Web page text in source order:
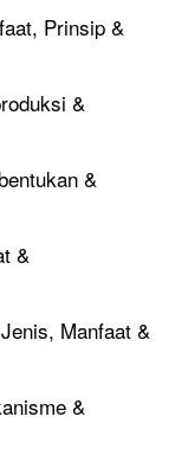
Prinsip &
&
&
&
Manfaat &
&